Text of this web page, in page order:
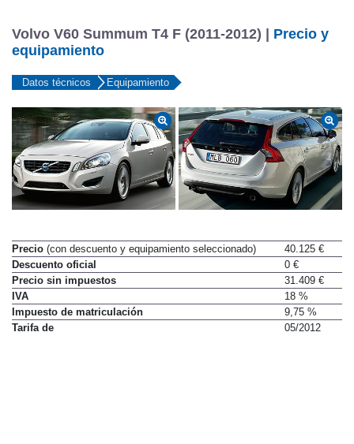
Volvo V60 Summum T4 F (2011-2012) | Precio y
equipamiento
Datos técnicos Equipamiento
Precio (con descuento y equipamiento seleccionado)
40.125 €
Descuento oficial
0 €
Precio sin impuestos
31.409 €
IVA
18 %
Impuesto de matriculación
9,75 %
Tarifa de
05/2012